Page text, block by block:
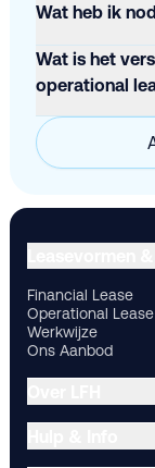
Wat heb ik
Wat is het
operational
Financial Lease
Operational Lease
Werkwijze
Ons Aanbod